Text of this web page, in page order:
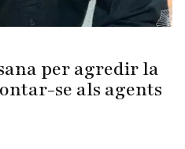
per agredir la
se als agents